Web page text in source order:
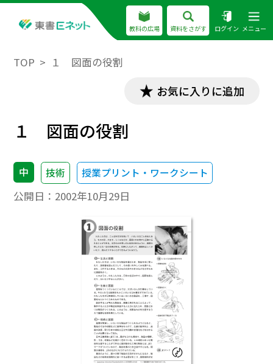
教科の広場 資料をさがす ログイン メニュー
TOP １ 図面の役割
お気に入りに追加
１ 図面の役割
中 技術 授業プリント・ワークシート
公開日： 2002年10月29日